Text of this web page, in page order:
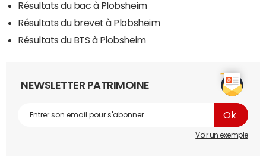
Résultats du bac à Plobsheim
Résultats du brevet à Plobsheim
Résultats du BTS à Plobsheim
NEWSLETTER PATRIMOINE
Voir un exemple